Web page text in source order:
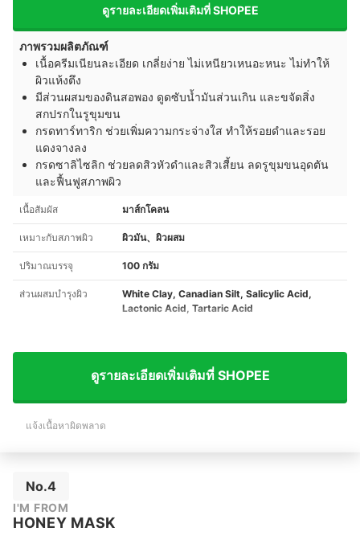
ดูรายละเอียดเพิ่มเติมที่ SHOPEE
ภาพรวมผลิตภัณฑ์
เนื้อครีมเนียนละเอียด เกลี่ยง่าย ไม่เหนียวเหนอะหนะ ไม่ทำให้
ผิวแห้งตึง
มีส่วนผสมของดินสอพอง ดูดซับน้ำมันส่วนเกิน และขจัดสิ่ง
สกปรกในรูขุมขน
กรดทาร์ทาริก ช่วยเพิ่มความกระจ่างใส ทำให้รอยดำและรอย
แดงจางลง
กรดซาลิไซลิก ช่วยลดสิวหัวดำและสิวเสี้ยน ลดรูขุมขนอุดตัน
และฟื้นฟูสภาพผิว
เนื้อสัมผัส มาส์กโคลน
เหมาะกับสภาพผิว ผิวมัน、ผิวผสม
ปริมาณบรรจุ 100 กรัม
ส่วนผสมบำรุงผิว
White Clay, Canadian Silt, Salicylic Acid,
Lactonic Acid, Tartaric Acid
ดูรายละเอียดเพิ่มเติมที่ SHOPEE
แจ้งเนื้อหาผิดพลาด
No.4
I'M FROM
HONEY MASK